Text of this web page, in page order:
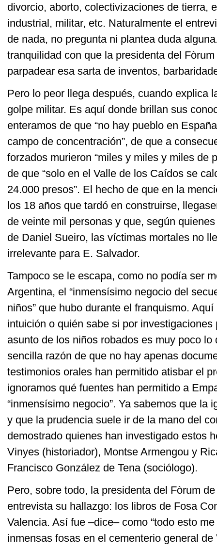
divorcio, aborto, colectivizaciones de tierra,
industrial, militar, etc. Naturalmente el
de nada, no pregunta ni plantea duda
tranquilidad con que la presidenta del
parpadear esa sarta de inventos,
Pero lo peor llega después, cuando explica
golpe militar. Es aquí donde brillan sus
enteramos de que “no hay pueblo en
campo de concentración”, de que a
forzados murieron “miles y miles y miles de
de que “solo en el Valle de los Caídos se
24.000 presos”. El hecho de que en la
los 18 años que tardó en construirse,
de veinte mil personas y que, según
de Daniel Sueiro, las víctimas mortales no
irrelevante para E. Salvador.
Tampoco se le escapa, como no podía ser
Argentina, el “inmensísimo negocio del
niños” que hubo durante el franquismo.
intuición o quién sabe si por
asunto de los niños robados es muy poco lo
sencilla razón de que no hay apenas
testimonios orales han permitido atisbar el
ignoramos qué fuentes han permitido a
“inmensísimo negocio”. Ya sabemos que la
y que la prudencia suele ir de la mano del
demostrado quienes han investigado estos
Vinyes (historiador), Montse Armengou y
Francisco González de Tena (sociólogo).
Pero, sobre todo, la presidenta del Fòrum
entrevista su hallazgo: los libros de Fosa
Valencia. Así fue –dice– como “todo esto
inmensas fosas en el cementerio general de